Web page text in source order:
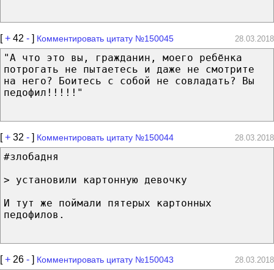
[+ 42 - ] Комментировать цитату №150045 28.03.2018
"А что это вы, гражданин, моего ребёнка
потрогать не пытаетесь и даже не смотрите
на него? Боитесь с собой не совладать? Вы
педофил!!!!!"
[+ 32 - ] Комментировать цитату №150044 28.03.2018
#злобадня
> установили картонную девочку
И тут же поймали пятерых картонных
педофилов.
[+ 26 - ] Комментировать цитату №150043 28.03.2018